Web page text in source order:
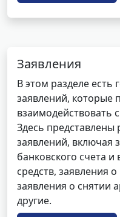
Заявления
В этом разделе
заявлений, которые
взаимодействовать
Здесь
заявлений, включая
банковского счета
средств, заявления
заявления о снятии
другие.